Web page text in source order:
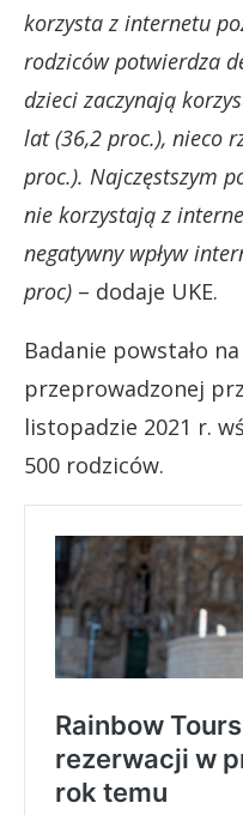
korzysta z internetu
rodziców potwierdza
dzieci zaczynają
lat (36,2 proc.), nieco
proc.). Najczęstszym
nie korzystają z
negatywny wpływ
proc) – dodaje UKE.
Badanie powstało
przeprowadzonej
listopadzie 2021 r.
500 rodziców.